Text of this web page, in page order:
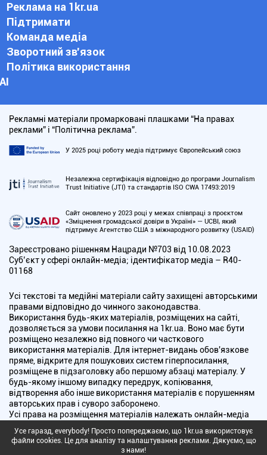
Реклама на 1kr.ua
Підтримати
Команда медіа
Зворотний зв'язок
Політика використання
АІ
Рекламні матеріали промарковані плашками “На правах
реклами” і “Політична реклама”.
У 2025 році роботу медіа підтримує Європейський союз
Незалежна сертифікація відповідно до програми Journalism
Trust Initiative (JTI) та стандартів ISO CWA 17493:2019
Сайт оновлено у 2023 році у межах співпраці з проєктом
«Зміцнення громадської довіри в Україні» — UCBI, який
підтримує Агентство США з міжнародного розвитку (USAID)
Зареєстровано рішенням Нацради №703 від 10.08.2023
Cуб’єкт у сфері онлайн-медіа; ідентифікатор медіа – R40-
01168
Усі текстові та медійні матеріали сайту захищені авторськими
правами відповідно до чинного законодавства.
Використання будь-яких матеріалів, розміщених на сайті,
дозволяється за умови посилання на 1kr.ua. Воно має бути
розміщено незалежно від повного чи часткового
використання матеріалів. Для інтернет-видань обов'язкове
пряме, відкрите для пошукових систем гіперпосилання,
розміщене в підзаголовку або першому абзаці матеріалу. У
будь-якому іншому випадку передрук, копіювання,
відтворення або інше використання матеріалів є порушенням
авторських прав і суворо заборонено.
Усі права на розміщення матеріалів належать онлайн-медіа
"Перший Криворізький". Медіа зареєстроване Національною
радою України з питань телебачення і радіомовлення.
Усе гаразд, everybody! Просто попереджаємо, що 1kr.ua використовує
файли cookies. Це для аналізу та налаштування реклами. Дякуємо, що
з нами!